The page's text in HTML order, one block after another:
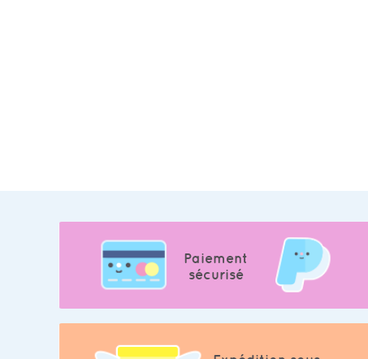
Paiement
sécurisé